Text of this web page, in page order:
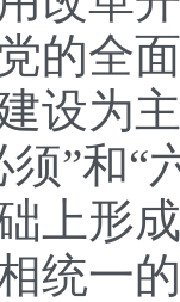
的全
设为
须”和
上形
统一